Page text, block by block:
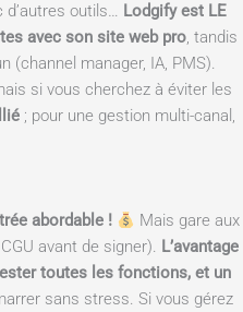
outils… Lodgify est LE
avec son site web pro, tandis
(channel manager, IA, PMS).
si vous cherchez à éviter les
; pour une gestion multi-canal,
abordable !
Mais gare aux
avant de signer). L’avantage
toutes les fonctions, et un
sans stress. Si vous gérez